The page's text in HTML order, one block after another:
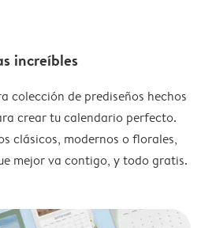
increíbles
colección de prediseños hechos
crear tu calendario perfecto.
clásicos, modernos o florales,
mejor va contigo, y todo gratis.